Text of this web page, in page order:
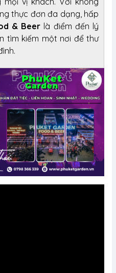
thực đơn đa dạng, hấp
& Beer là điểm đến lý
tìm kiếm một nơi để thư